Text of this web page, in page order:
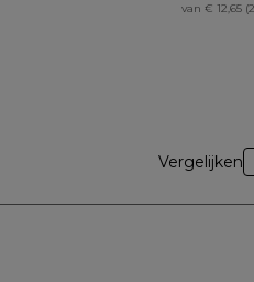
van € 12,65
Vergelijken